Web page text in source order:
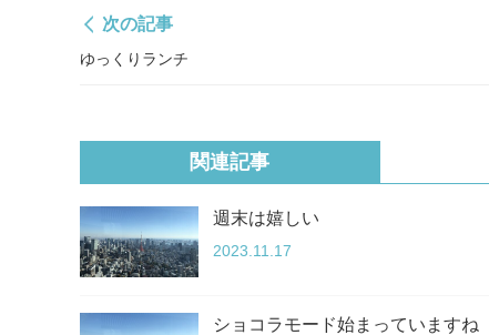
次の記事
ゆっくりランチ
関連記事
週末は嬉しい
2023.11.17
ショコラモード始まっていますね